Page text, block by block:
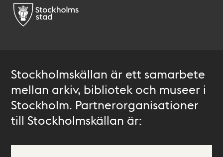
Stockholmskällan är ett samarbete
mellan arkiv, bibliotek och museer i
Stockholm. Partnerorganisationer
till Stockholmskällan är: